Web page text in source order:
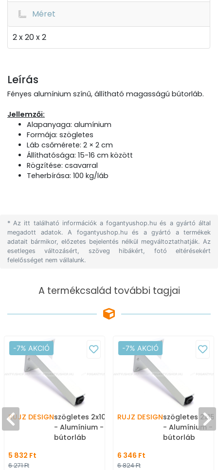
Méret
2 x 20 x 2
Leírás
Fényes alumínium színű, állítható magasságú bútorláb.
Jellemzői:
Alapanyaga: alumínium
Formája: szögletes
Láb csőmérete: 2 × 2 cm
Állíthatósága: 15-16 cm között
Rögzítése: csavarral
Teherbírása: 100 kg/láb
* Az itt található információk a fogantyushop.hu és a gyártó által
megadott adatok. A fogantyushop.hu és a gyártó a termékek
adatait bármikor, előzetes bejelentés nélkül megváltoztathatják. Az
esetleges változásért, szöveg hibákért, fotó eltérésekért
felelősséget nem vállalunk.
A termékcsalád további tagjai
-7% AKCIÓ
RUJZ DESIGNszögletes 2x10x2cm - Elo
- Alumínium - Állítható
bútorláb
5 832 Ft
6 271 Ft
-7% AKCIÓ
RUJZ DESIGNszögletes
- Alumínium -
bútorláb
6 346 Ft
6 824 Ft